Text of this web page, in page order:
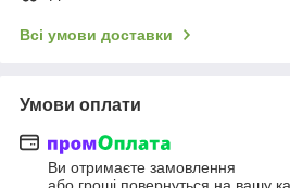
Всі умови доставки
Умови оплати
Ви отримаєте замовлення